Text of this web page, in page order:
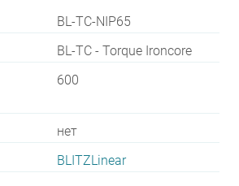
BL-TC-NIP65
BL-TC - Torque Ironcore
600
нет
BLITZLinear